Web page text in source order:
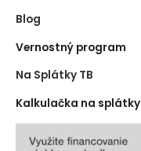
Blog
Vernostný program
Na Splátky TB
Kalkulačka na splátky